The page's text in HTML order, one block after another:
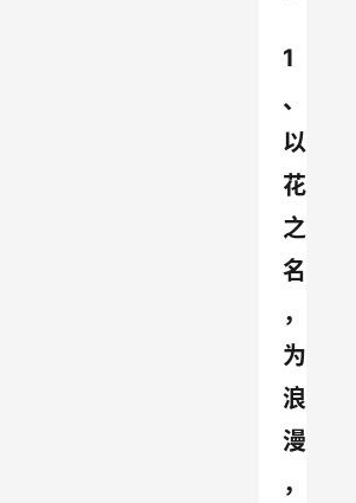
1
、
以
花
之
名
，
为
浪
漫
，